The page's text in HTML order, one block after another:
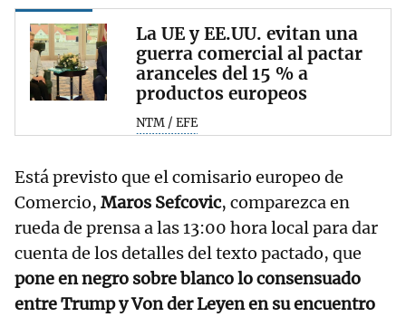
La UE y EE.UU. evitan una
guerra comercial al pactar
aranceles del 15 % a
productos europeos
NTM / EFE
Está previsto que el comisario europeo de
Comercio, Maros Sefcovic, comparezca en
rueda de prensa a las 13:00 hora local para dar
cuenta de los detalles del texto pactado, que
pone en negro sobre blanco lo consensuado
entre Trump y Von der Leyen en su encuentro